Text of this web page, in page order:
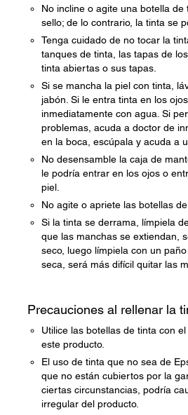
No incline o agite una botella
sello; de lo contrario, la tinta se
Tenga cuidado de no tocar la
tanques de tinta, las tapas de
tinta abiertas o sus tapas.
Si se mancha la piel con tinta,
jabón. Si le entra tinta en los
inmediatamente con agua. Si
problemas, acuda a doctor de
en la boca, escúpala y acuda a
No desensamble la caja de
le podría entrar en los ojos o
piel.
No agite o apriete las botellas de
Si la tinta se derrama, límpiela
que las manchas se extiendan,
seco, luego límpiela con un
seca, será más difícil quitar las
Precauciones al rellenar la
Utilice las botellas de tinta con
este producto.
El uso de tinta que no sea de
que no están cubiertos por la
ciertas circunstancias, podría
irregular del producto.